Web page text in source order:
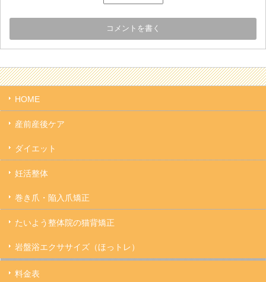
HOME
産前産後ケア
ダイエット
妊活整体
巻き爪・陥入爪矯正
たいよう整体院の猫背矯正
岩盤浴エクササイズ（ほっトレ）
料金表